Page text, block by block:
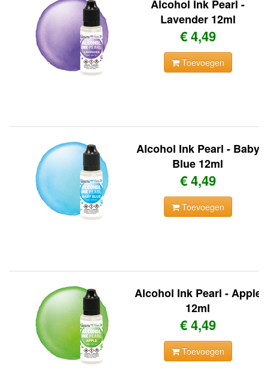
Alcohol Ink Pearl -
Lavender 12ml
€ 4,49
Toevoegen
Alcohol Ink Pearl - Baby
Blue 12ml
€ 4,49
Toevoegen
Alcohol Ink Pearl - Apple
12ml
€ 4,49
Toevoegen